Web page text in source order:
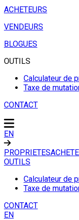
ACHETEURS
VENDEURS
BLOGUES
OUTILS
Calculateur de
Taxe de
CONTACT
EN
PROPRIETES
OUTILS
Calculateur de
Taxe de
CONTACT
EN